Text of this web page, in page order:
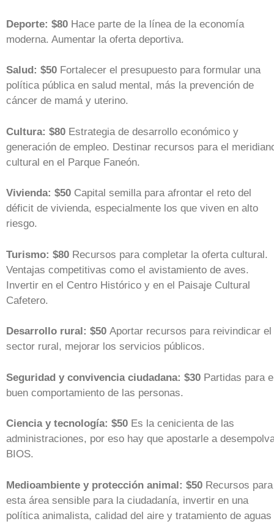
Deporte: $80 Hace parte de la línea de la economía
moderna. Aumentar la oferta deportiva.
Salud: $50 Fortalecer el presupuesto para formular una
política pública en salud mental, más la prevención de
cáncer de mamá y uterino.
Cultura: $80 Estrategia de desarrollo económico y
generación de empleo. Destinar recursos para el
cultural en el Parque Faneón.
Vivienda: $50 Capital semilla para afrontar el reto del
déficit de vivienda, especialmente los que viven en alto
riesgo.
Turismo: $80 Recursos para completar la oferta cultural.
Ventajas competitivas como el avistamiento de aves.
Invertir en el Centro Histórico y en el Paisaje Cultural
Cafetero.
Desarrollo rural: $50 Aportar recursos para reivindicar el
sector rural, mejorar los servicios públicos.
Seguridad y convivencia ciudadana: $30 Partidas para
buen comportamiento de las personas.
Ciencia y tecnología: $50 Es la cenicienta de las
administraciones, por eso hay que apostarle a
BIOS.
Medioambiente y protección animal: $50 Recursos para
esta área sensible para la ciudadanía, invertir en una
política animalista, calidad del aire y tratamiento de aguas